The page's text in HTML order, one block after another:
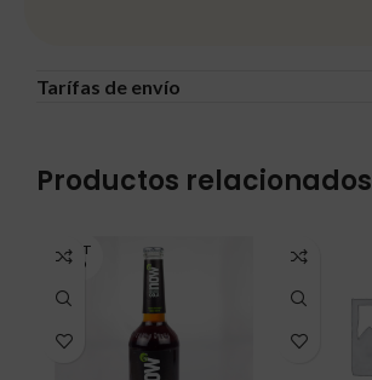
Tarífas de envío
Productos relacionados
AGOT
ADO